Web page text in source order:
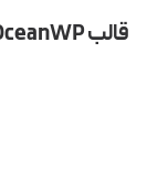
قالب OceanWP